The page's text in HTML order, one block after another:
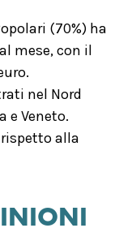
(70%) ha
mese, con il
nel Nord
e Veneto.
alla